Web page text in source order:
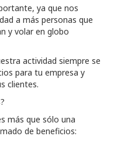
ya que nos
a más personas que
y volar en globo
actividad siempre se
para tu empresa y
clientes.
más que sólo una
de beneficios: